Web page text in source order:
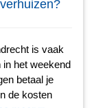
is vaak
het weekend
betaal je
de kosten